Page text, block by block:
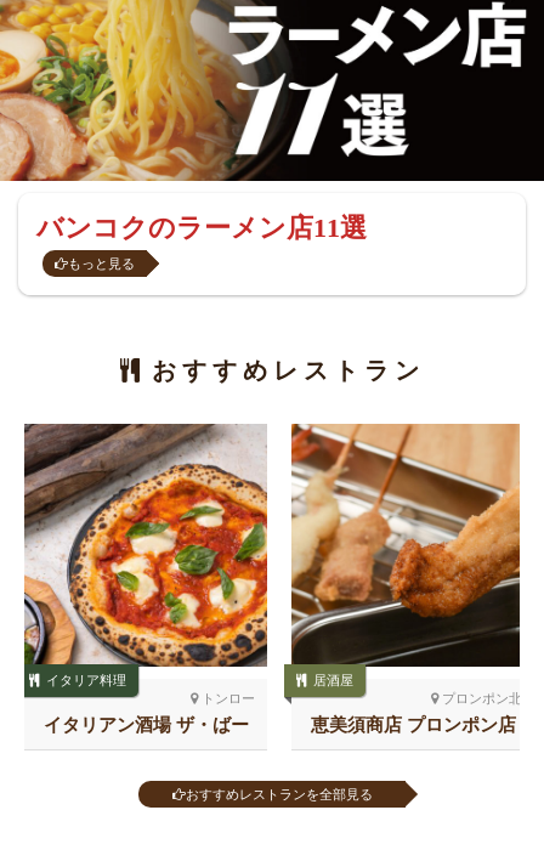
バンコクのラーメン店11選
もっと見る
おすすめレストラン
トンロー
イタリア料理
イタリアン酒場 ザ・ばー
る トンロー
プロンポン北
居酒屋
恵美須商店 プロンポン店
おすすめレストランを全部見る